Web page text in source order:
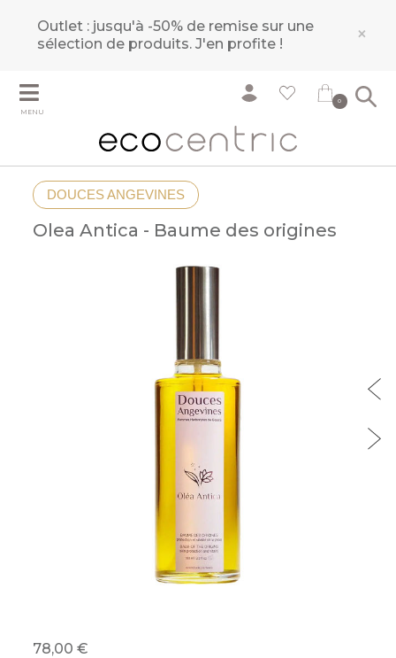
Outlet : jusqu'à -50% de remise sur une
sélection de produits.J'en profite ! ×
MENU
0
DOUCES ANGEVINES
Olea Antica - Baume des origines
78,00